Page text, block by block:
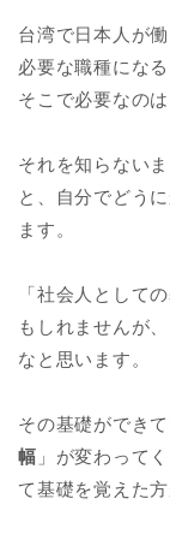
台湾で日本人が
必要な職種になる
そこで必要なのは
それを知らない
と、自分でどう
ます。
「社会人として
もしれませんが
なと思います。
その基礎ができ
幅 」が変わって
て基礎を覚えた方